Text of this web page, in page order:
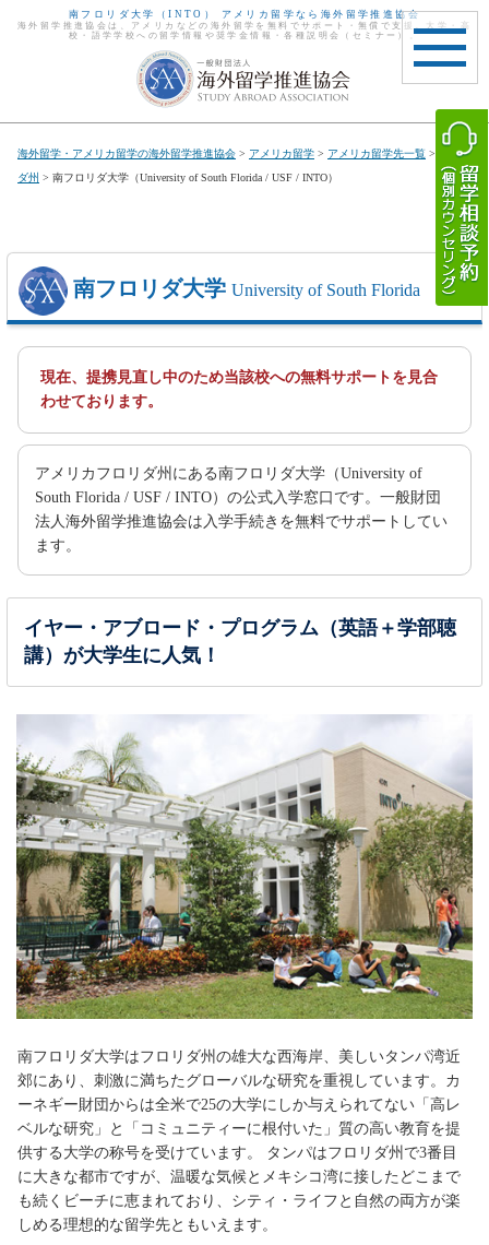
toggle
南フロリダ大学（INTO） アメリカ留学なら海外留学推進協会
海外留学推進協会は、アメリカなどの海外留学を無料でサポート・無償で支援。大学・高
校・語学学校への留学情報や奨学金情報・各種説明会（セミナー）。
海外留学・アメリカ留学の海外留学推進協会 > アメリカ留学 > アメリカ留学先一覧 >
フロリ
ダ州 > 南フロリダ大学（University of South Florida / USF / INTO）
南フロリダ大学 University of South Florida
現在、提携見直し中のため当該校への無料サポートを見合
わせております。
アメリカフロリダ州にある南フロリダ大学（University of
South Florida / USF / INTO）の公式入学窓口です。一般財団
法人海外留学推進協会は入学手続きを無料でサポートしてい
ます。
イヤー・アブロード・プログラム（英語＋学部聴
講）が大学生に人気！
南フロリダ大学はフロリダ州の雄大な西海岸、美しいタンパ湾近
郊にあり、刺激に満ちたグローバルな研究を重視しています。カ
ーネギー財団からは全米で25の大学にしか与えられてない「高レ
ベルな研究」と「コミュニティーに根付いた」質の高い教育を提
供する大学の称号を受けています。 タンパはフロリダ州で3番目
に大きな都市ですが、温暖な気候とメキシコ湾に接したどこまで
も続くビーチに恵まれており、シティ・ライフと自然の両方が楽
しめる理想的な留学先ともいえます。